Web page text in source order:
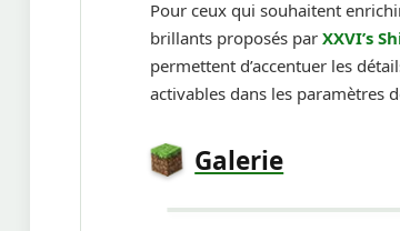
Pour ceux qui souhaitent
brillants proposés parXXVI’s
permettent d’accentuer les
activables dans les paramètres
Galerie